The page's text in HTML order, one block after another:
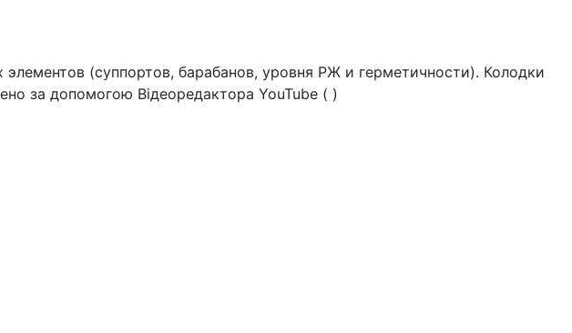
(суппортов, барабанов, уровня РЖ и герметичности). Колодки
за допомогою Відеоредактора YouTube ( )